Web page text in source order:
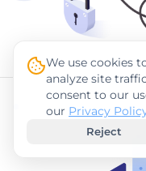
We use cookies
analyze site
consent to our
our Privacy
Reject